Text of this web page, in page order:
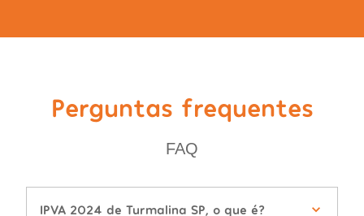
Perguntas frequentes
FAQ
IPVA 2024 de Turmalina SP, o que é?